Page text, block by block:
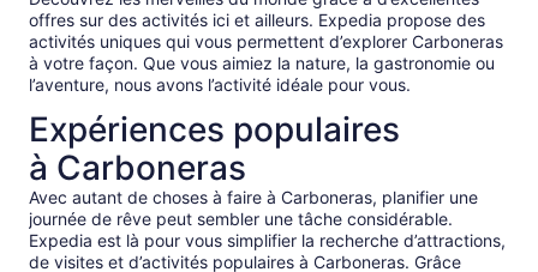
offres sur des activités ici et ailleurs. Expedia propose des
activités uniques qui vous permettent d’explorer Carboneras
à votre façon. Que vous aimiez la nature, la gastronomie ou
l’aventure, nous avons l’activité idéale pour vous.
Expériences populaires
à Carboneras
Avec autant de choses à faire à Carboneras, planifier une
journée de rêve peut sembler une tâche considérable.
Expedia est là pour vous simplifier la recherche d’attractions,
de visites et d’activités populaires à Carboneras. Grâce